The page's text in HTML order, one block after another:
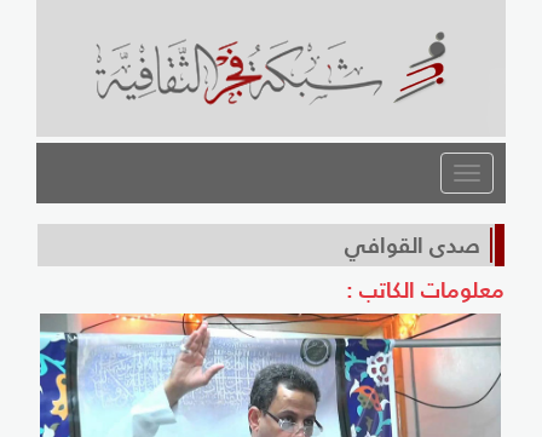
القائمة
صدى القوافي
معلومات الكاتب :